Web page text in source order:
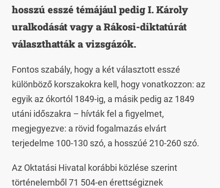
hosszú esszé témájául pedig I. Károly
uralkodását vagy a Rákosi-diktatúrát
választhatták a vizsgázók.
Fontos szabály, hogy a két választott esszé
különböző korszakokra kell, hogy vonatkozzon: az
egyik az ókortól 1849-ig, a másik pedig az 1849
utáni időszakra – hívták fel a figyelmet,
megjegyezve: a rövid fogalmazás elvárt
terjedelme 100-130 szó, a hosszúé 210-260 szó.
Az Oktatási Hivatal korábbi közlése szerint
történelemből 71 504-en érettségiznek